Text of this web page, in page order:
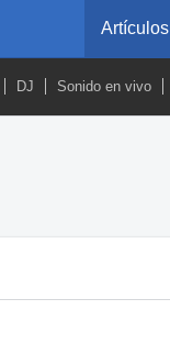
Artículos
DJ Sonido en vivo